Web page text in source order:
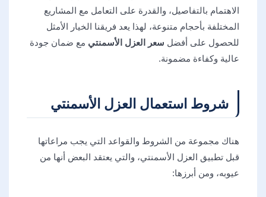
الاهتمام بالتفاصيل، والقدرة على التعامل مع المشاريع
المختلفة بأحجام متنوعة، لهذا يعد فريقنا الخيار الأمثل
للحصول على أفضل سعر العزل الأسمنتي مع ضمان جودة
عالية وكفاءة مضمونة.
شروط استعمال العزل الأسمنتي
هناك مجموعة من الشروط والقواعد التي يجب مراعاتها
قبل تطبيق العزل الأسمنتي، والتي يعتقد البعض أنها من
عيوبه، ومن أبرزها: